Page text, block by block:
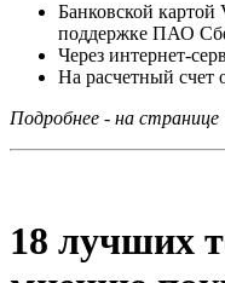
Банковской
поддержке ПАО
Через интернет-
На расчетный счет
Подробнее - на странице
18 лучших